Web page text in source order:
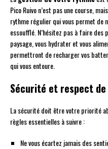
Pico Ruivo n’est pas une course,
rythme régulier qui vous permet de
essoufflé. N’hésitez pas à faire
paysage, vous hydrater et vous
permettront de recharger vos
qui vous entoure.
Sécurité et respect de
La sécurité doit être votre priorité
règles essentielles à suivre :
Ne vous écartez jamais des